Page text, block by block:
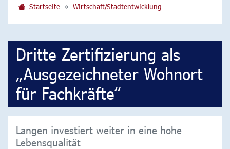
Startseite Wirtschaft/Stadtentwicklung
Dritte Zertifizierung als
„Ausgezeichneter Wohnort
für Fachkräfte“
Langen investiert weiter in eine hohe
Lebensqualität